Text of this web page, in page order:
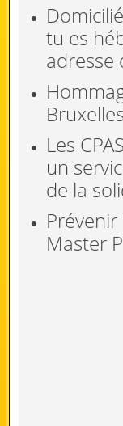
tu es
adresse
Les
un
de la
Master